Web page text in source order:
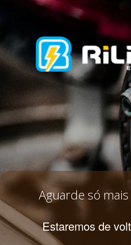
Aguarde só
Estaremos de